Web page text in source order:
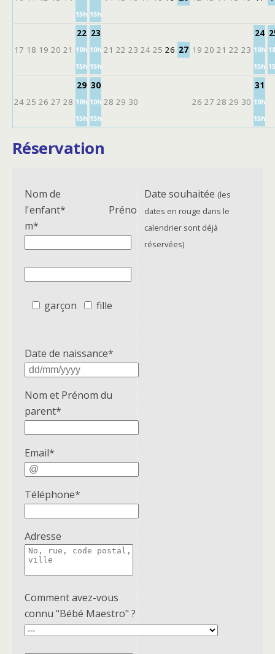
15h 15h
17 18 19 20 21
22
10h
15h
23
10h
15h
21 22 23 24 25 26 27 19 20 21 22 23
24
10h
15h
24 25 26 27 28
29
10h
15h
30
10h
15h
28 29 30 26 27 28 29 30
31
10h
15h
Réservation
Nom de
l'enfant*
Préno
m*
garçon fille
Date de naissance*
Nom et Prénom du
parent*
Email*
Téléphone*
Adresse
Comment avez-vous
connu "Bébé Maestro" ?
Date souhaitée (les
dates en rouge dans le
calendrier sont déjà
réservées)